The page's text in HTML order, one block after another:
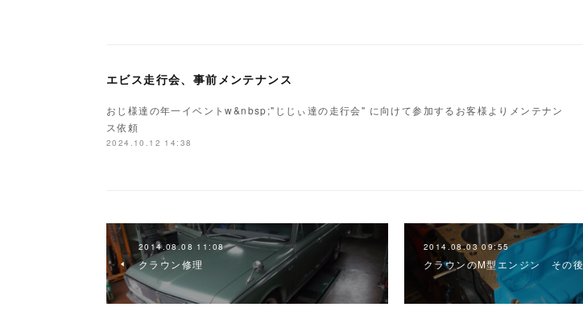
エビス走行会、事前メンテナンス
おじ様達の年一イベントw&nbsp;"じじぃ達の走行会" に向けて参加するお客様よりメンテナン
ス依頼
2024.10.12 14:38
2014.08.08 11:08
クラウン修理
2014.08.03 09:55
クラウンのM型エンジン その後